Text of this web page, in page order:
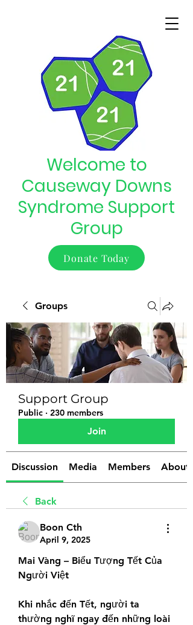
Welcome to
Causeway Downs
Syndrome Support
Group
Donate Today
Groups
Support Group
Public · 230 members
Join
Discussion Media Members About
Back
Boon Cth
April 9, 2025
Mai Vàng – Biểu Tượng Tết Của
Người Việt
Khi nhắc đến Tết, người ta
thường nghĩ ngay đến những loài